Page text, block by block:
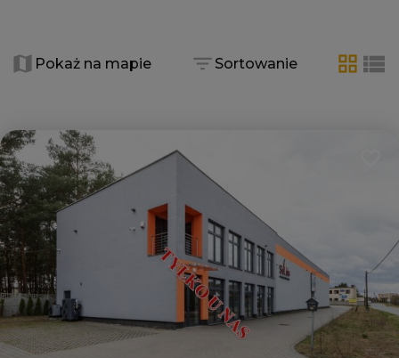
−
Pokaż na mapie Sortowanie
tabela